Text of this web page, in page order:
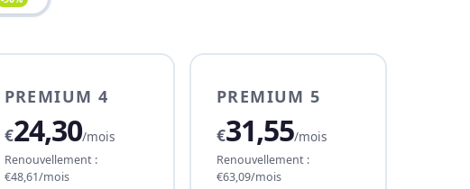
PREMIUM 4
€24,30/mois
Renouvellement :
€48,61/mois
PREMIUM 5
€31,55/mois
Renouvellement :
€63,09/mois